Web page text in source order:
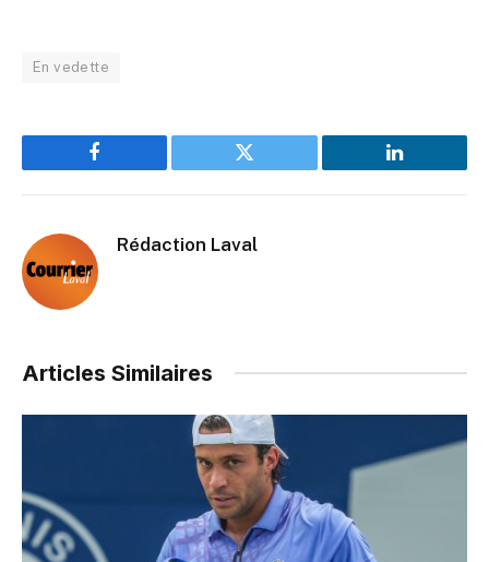
En vedette
Facebook Twitter LinkedIn
Rédaction Laval
Articles Similaires